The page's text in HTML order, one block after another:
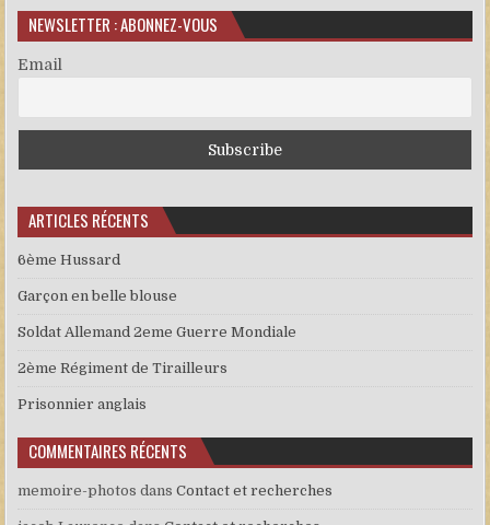
NEWSLETTER : ABONNEZ-VOUS
Email
ARTICLES RÉCENTS
6ème Hussard
Garçon en belle blouse
Soldat Allemand 2eme Guerre Mondiale
2ème Régiment de Tirailleurs
Prisonnier anglais
COMMENTAIRES RÉCENTS
memoire-photos dansContact et recherches